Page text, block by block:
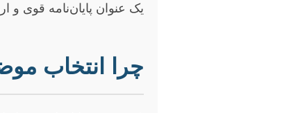
یک عنوان پایان‌نامه قوی و
چرا انتخاب